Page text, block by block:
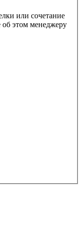
или сочетание
об этом менеджеру